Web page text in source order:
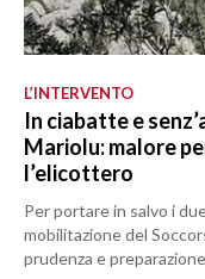
L’INTERVENTO
In ciabatte e
Mariolu: malore
l’elicottero
Per portare in salvo i
mobilitazione del
prudenza e